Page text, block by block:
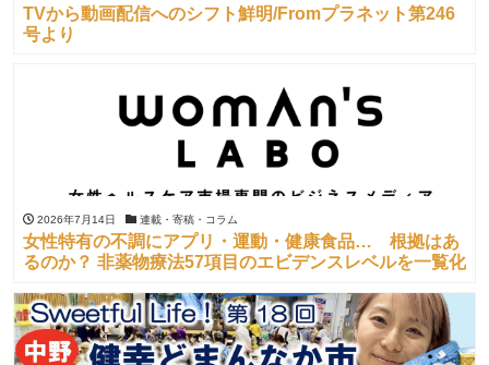
TVから動画配信へのシフト鮮明/Fromプラネット第246
号より
2026年7月14日 連載・寄稿・コラム
女性特有の不調にアプリ・運動・健康食品… 根拠はあ
るのか？ 非薬物療法57項目のエビデンスレベルを一覧化